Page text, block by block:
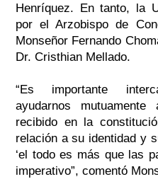
Henríquez. En tanto, la
por el Arzobispo de
Monseñor Fernando
Dr. Cristhian Mellado.
“Es importante
ayudarnos
recibido en la
relación a su identidad y
‘el todo es más que las
imperativo”, comentó